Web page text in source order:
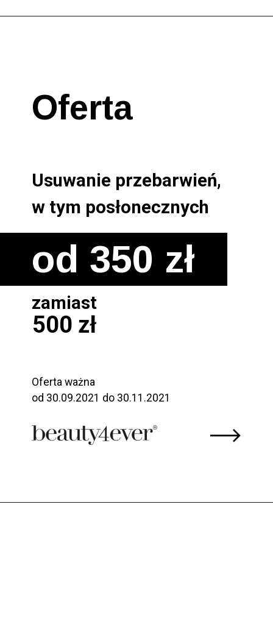
Oferta
Usuwanie przebarwień,
w tym posłonecznych
od 350 zł
Oferta ważna
od 30.09.2021 do 30.11.2021
zamiast
500 zł